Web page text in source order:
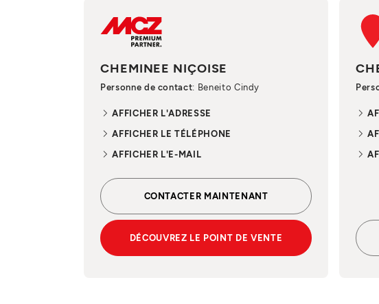
CHEMINEE NIÇOISE
Personne de contact: Beneito Cindy
AFFICHER L'ADRESSE
AFFICHER LE TÉLÉPHONE
AFFICHER L'E-MAIL
CONTACTER MAINTENANT
DÉCOUVREZ LE POINT DE VENTE